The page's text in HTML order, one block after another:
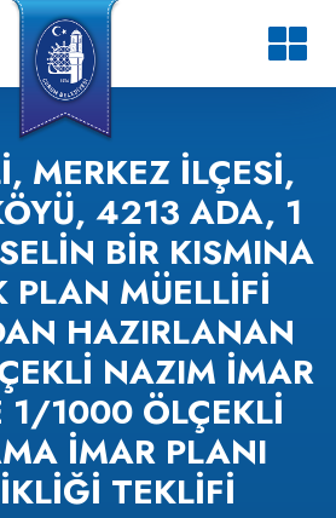
MERKEZ İLÇESI,
4213 ADA, 1
BIR KISMINA
PLAN MÜELLIFI
HAZIRLANAN
NAZIM İMAR
1/1000 ÖLÇEKLI
İMAR PLANI
TEKLIFI